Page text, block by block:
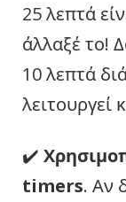
25 λεπτά
άλλαξέ το!
10 λεπτά
λειτουργεί
✔️
timers. Αν